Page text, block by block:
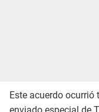
Este acuerdo ocurrió